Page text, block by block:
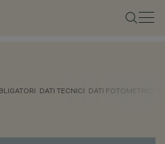
DATI TECNICI DATI FOTOMETRICI